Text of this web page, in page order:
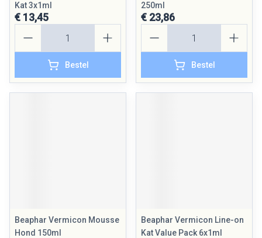
Kat 3x1ml
€ 13,45
Bestel
250ml
€ 23,86
Bestel
Beaphar Vermicon Mousse
Hond 150ml
Beaphar Vermicon Line-on
Kat Value Pack 6x1ml